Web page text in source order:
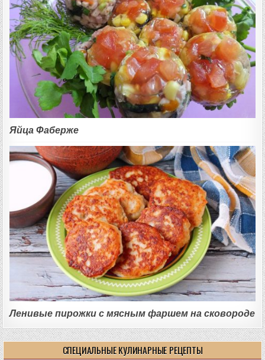
Яйца Фаберже
Ленивые пирожки с мясным фаршем на сковороде
СПЕЦИАЛЬНЫЕ КУЛИНАРНЫЕ РЕЦЕПТЫ